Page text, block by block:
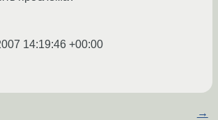
14:19:46 +00:00
→